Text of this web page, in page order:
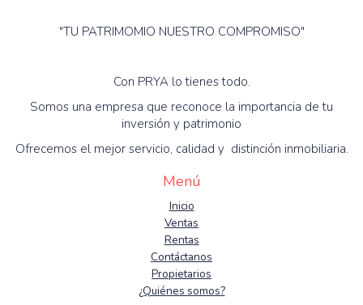
"TU PATRIMOMIO NUESTRO COMPROMISO"
Con PRYA lo tienes todo.
Somos una empresa que reconoce la importancia de tu
inversión y patrimonio
Ofrecemos el mejor servicio, calidad y distinción inmobiliaria.
Menú
Inicio
Ventas
Rentas
Contáctanos
Propietarios
¿Quiénes somos?